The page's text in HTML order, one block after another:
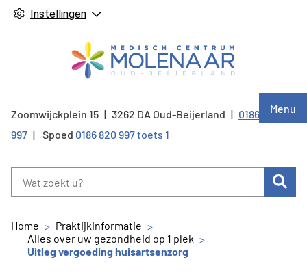
Instellingen
Menu
Zoomwijckplein 15 3262 DA Oud-Beijerland Tel:
0186 820
997
Spoed 0186 820 997 toets 1
Home
Praktijkinformatie
Alles over uw gezondheid op 1 plek
Uitleg vergoeding huisartsenzorg